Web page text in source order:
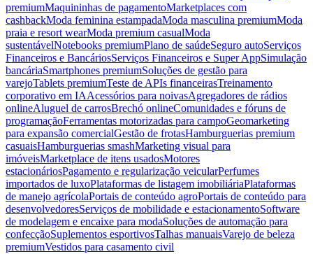
premiumMaquininhas de pagamentoMarketplaces com
cashbackModa feminina estampadaModa masculina premiumModa
praia e resort wearModa premium casualModa
sustentávelNotebooks premiumPlano de saúdeSeguro autoServiços
Financeiros e BancáriosServiços Financeiros e Super AppSimulação
bancáriaSmartphones premiumSoluções de gestão para
varejoTablets premiumTeste de APIs financeirasTreinamento
corporativo em IAAcessórios para noivasAgregadores de rádios
onlineAluguel de carrosBrechó onlineComunidades e fóruns de
programaçãoFerramentas motorizadas para campoGeomarketing
para expansão comercialGestão de frotasHamburguerias premium
casuaisHamburguerias smashMarketing visual para
imóveisMarketplace de itens usadosMotores
estacionáriosPagamento e regularização veicularPerfumes
importados de luxoPlataformas de listagem imobiliáriaPlataformas
de manejo agrícolaPortais de conteúdo agroPortais de conteúdo para
desenvolvedoresServiços de mobilidade e estacionamentoSoftware
de modelagem e encaixe para modaSoluções de automação para
confecçãoSuplementos esportivosTalhas manuaisVarejo de beleza
premiumVestidos para casamento civil